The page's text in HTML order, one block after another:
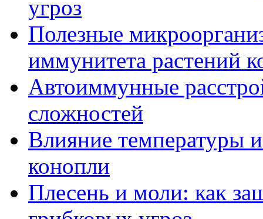
угроз
Полезные
иммунитета растений
Автоиммунные
сложностей
Влияние температуры
конопли
Плесень и моли: как